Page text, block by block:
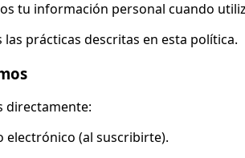
tu información personal cuando
prácticas descritas en esta política.
directamente:
electrónico (al suscribirte).